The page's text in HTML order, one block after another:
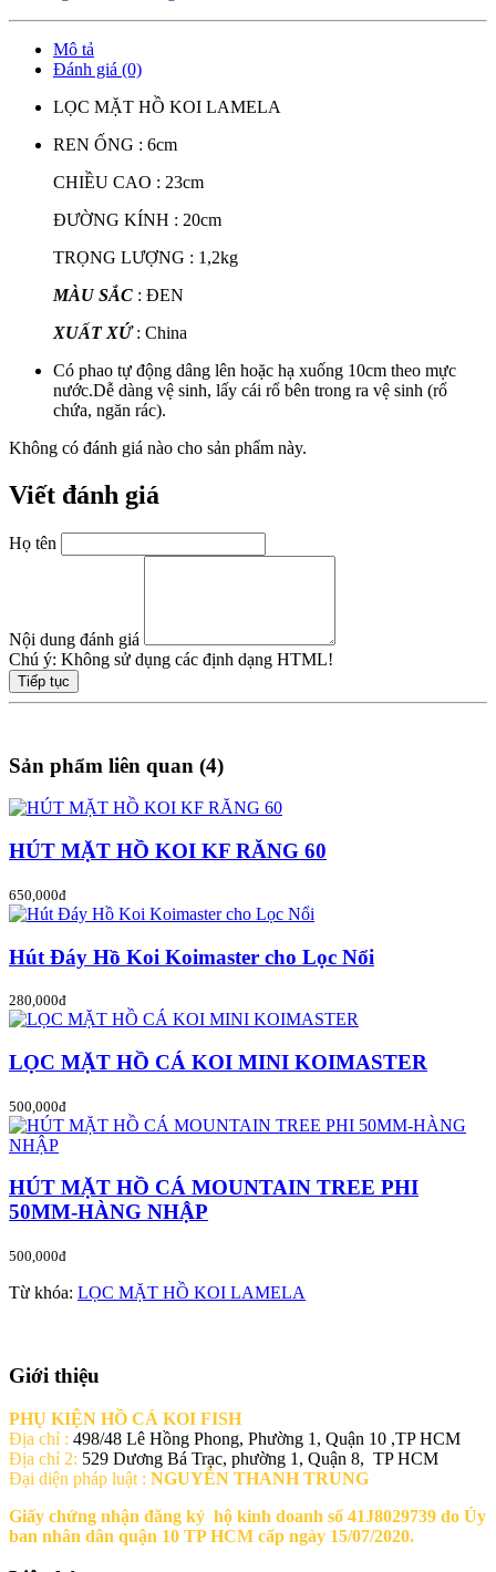
Mô tả
Đánh giá (0)
LỌC MẶT HỒ KOI LAMELA
REN ỐNG : 6cm
CHIỀU CAO : 23cm
ĐƯỜNG KÍNH : 20cm
TRỌNG LƯỢNG : 1,2kg
MÀU SẮC : ĐEN
XUẤT XỨ: China
Có phao tự động dâng lên hoặc hạ xuống 10cm theo mực
nước.Dễ dàng vệ sinh, lấy cái rổ bên trong ra vệ sinh (rổ
chứa, ngăn rác).
Không có đánh giá nào cho sản phẩm này.
Viết đánh giá
Họ tên
Nội dung đánh giá
Chú ý: Không sử dụng các định dạng HTML!
Tiếp tục
Sản phẩm liên quan (4)
HÚT MẶT HỒ KOI KF RĂNG 60
650,000đ
Hút Đáy Hồ Koi Koimaster cho Lọc Nổi
280,000đ
LỌC MẶT HỒ CÁ KOI MINI KOIMASTER
500,000đ
HÚT MẶT HỒ CÁ MOUNTAIN TREE PHI
50MM-HÀNG NHẬP
500,000đ
Từ khóa: LỌC MẶT HỒ KOI LAMELA
Giới thiệu
PHỤ KIỆN HỒ CÁ KOI FISH
Địa chỉ : 498/48 Lê Hồng Phong, Phường 1, Quận 10 ,TP HCM
Địa chỉ 2: 529 Dương Bá Trạc, phường 1, Quận 8, TP HCM
Đại diện pháp luật : NGUYỄN THANH TRUNG
Giấy chứng nhận đăng ký hộ kinh doanh số 41J8029739 do Ủy
ban nhân dân quận 10 TP HCM cấp ngày 15/07/2020.